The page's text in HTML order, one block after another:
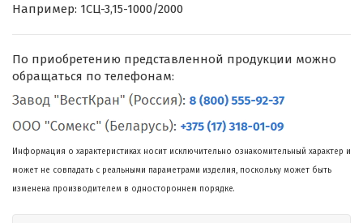
Например: 1СЦ-3,15-1000/2000
По приобретению представленной продукции можно
обращаться по телефонам:
Информация о характеристиках носит исключительно ознакомительный характер и
может не совпадать с реальными параметрами изделия, поскольку может быть
изменена производителем в одностороннем порядке.